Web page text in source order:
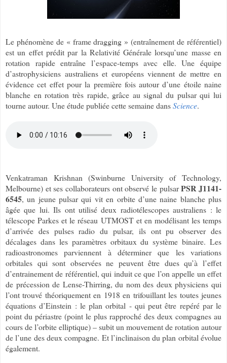
Le phénomène de « frame dragging » (entraînement de référentiel)
est un effet prédit par la Relativité Générale lorsqu’une masse en
rotation rapide entraîne l’espace-temps avec elle. Une équipe
d’astrophysiciens australiens et européens viennent de mettre en
évidence cet effet pour la première fois autour d’une étoile naine
blanche en rotation très rapide, grâce au signal du pulsar qui lui
tourne autour. Une étude publiée cette semaine dansScience.
Venkatraman Krishnan (Swinburne University of Technology,
Melbourne) et ses collaborateurs ont observé le pulsarPSR J1141-
6545, un jeune pulsar qui vit en orbite d’une naine blanche plus
âgée que lui. Ils ont utilisé deux radiotélescopes australiens : le
télescope Parkes et le réseau UTMOST et en modélisant les temps
d’arrivée des pulses radio du pulsar, ils ont pu observer des
décalages dans les paramètres orbitaux du système binaire. Les
radioastronomes parviennent à déterminer que les variations
orbitales qui sont observées ne peuvent être dues qu’à l’effet
d’entrainement de référentiel, qui induit ce que l’on appelle un effet
de précession de Lense-Thirring, du nom des deux physiciens qui
l’ont trouvé théoriquement en 1918 en trifouillant les toutes jeunes
équations d’Einstein : le plan orbital - qui peut être repéré par le
point du périastre (point le plus rapproché des deux compagnes au
cours de l’orbite elliptique) – subit un mouvement de rotation autour
de l’une des deux compagne. Et l’inclinaison du plan orbital évolue
également.